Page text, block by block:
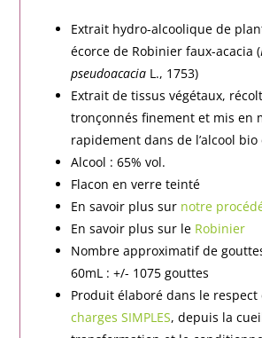
Extrait hydro-alcoolique de
écorce de Robinier faux-acacia (
pseudoacaciaL., 1753)
Extrait de tissus végétaux,
tronçonnés finement et mis en
rapidement dans de l’alcool bio
Alcool : 65% vol.
Flacon en verre teinté
En savoir plus sur notre
En savoir plus sur le Robinier
Nombre approximatif de
60mL : +/- 1075 gouttes
Produit élaboré dans le respect
charges SIMPLES, depuis la